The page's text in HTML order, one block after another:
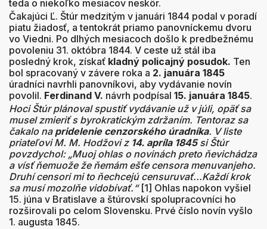
teda o niekoľko mesiacov neskôr.
Čakajúci Ľ. Štúr medzitým v januári 1844 podal v poradí
piatu žiadosť, a tentokrát priamo panovníckemu dvoru
vo Viedni. Po dlhých mesiacoch došlo k predbežnému
povoleniu 31. októbra 1844. V ceste už stál iba
posledný krok, získať kladný policajný posudok. Ten
bol spracovaný v závere roka a 2. januára 1845
úradníci navrhli panovníkovi, aby vydávanie novín
povolil. Ferdinand V. návrh podpísal 15. januára 1845.
Hoci Štúr plánoval spustiť vydávanie už v júli, opäť sa
musel zmieriť s byrokratickým zdržaním. Tentoraz sa
čakalo na pridelenie cenzorského úradníka. V liste
priateľovi M. M. Hodžovi z 14. apríla 1845si Štúr
povzdychol: „Muoj ohlas o novinách preto ňevichádza
a vísť ňemuože že ňemám ešťe censora menuvanjeho.
Druhí censori mi to ňechcejú censuruvať...Každí krok
sa musí mozolňe vidobívať.“ [1] Ohlas napokon vyšiel
15. júna v Bratislave a štúrovskí spolupracovníci ho
rozširovali po celom Slovensku. Prvé číslo novín vyšlo
1. augusta 1845.